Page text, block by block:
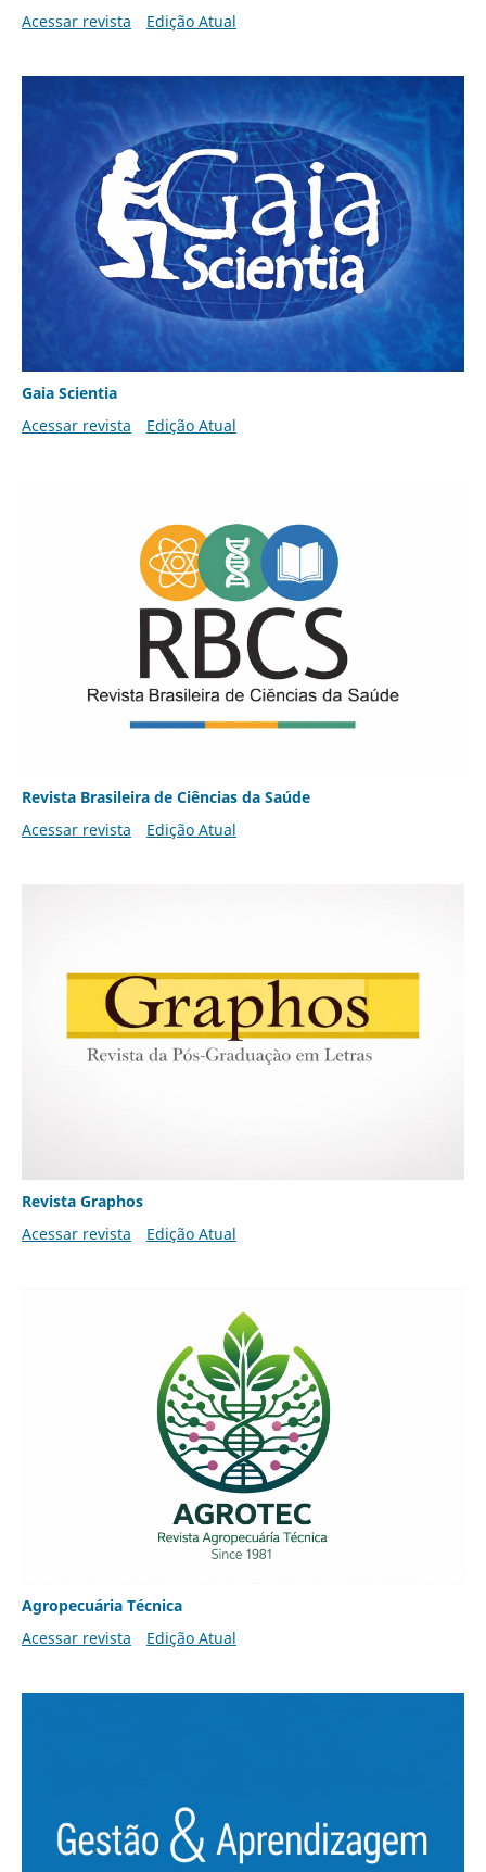
Acessar revista
Edição Atual
Gaia Scientia
Acessar revista
Edição Atual
Revista Brasileira de Ciências da Saúde
Acessar revista
Edição Atual
Revista Graphos
Acessar revista
Edição Atual
Agropecuária Técnica
Acessar revista
Edição Atual